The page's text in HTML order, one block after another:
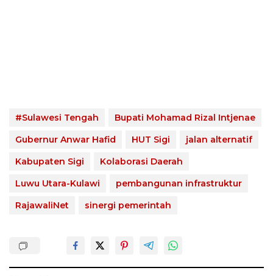
#Sulawesi Tengah
Bupati Mohamad Rizal Intjenae
Gubernur Anwar Hafid
HUT Sigi
jalan alternatif
Kabupaten Sigi
Kolaborasi Daerah
Luwu Utara-Kulawi
pembangunan infrastruktur
RajawaliNet
sinergi pemerintah